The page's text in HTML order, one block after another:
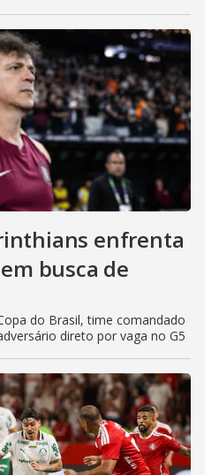
enfrenta
busca de
do Brasil, time comandado
direto por vaga no G5